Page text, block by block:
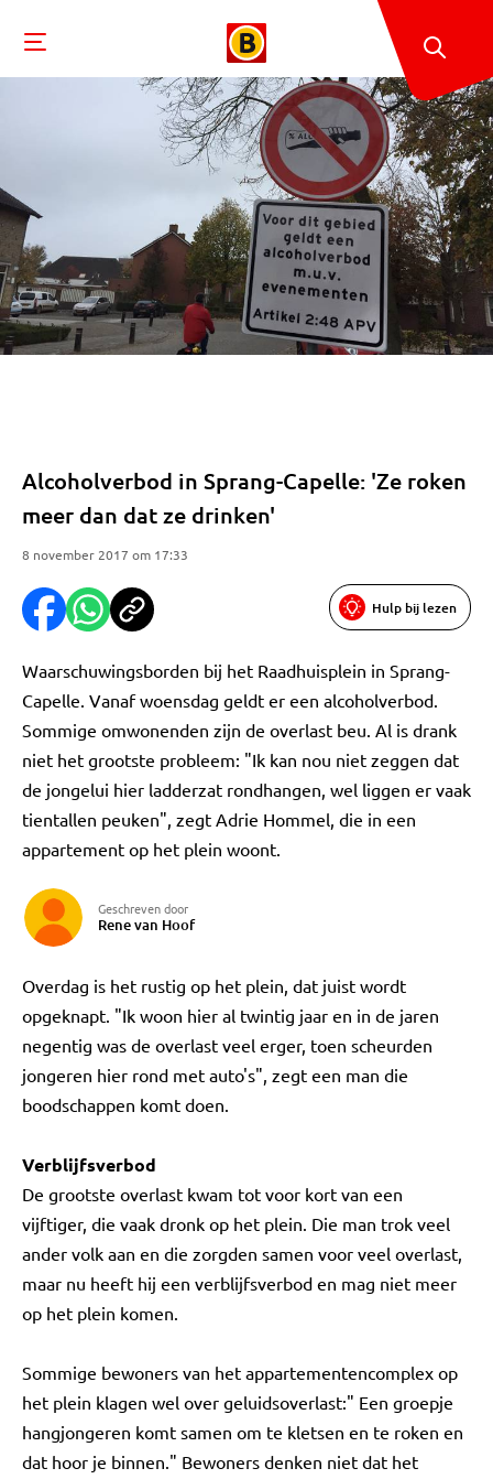
Alcoholverbod in Sprang-Capelle: 'Ze roken
meer dan dat ze drinken'
8 november 2017 om 17:33
Hulp bij lezen
Waarschuwingsborden bij het Raadhuisplein in Sprang-
Capelle. Vanaf woensdag geldt er een alcoholverbod.
Sommige omwonenden zijn de overlast beu. Al is drank
niet het grootste probleem: "Ik kan nou niet zeggen dat
de jongelui hier ladderzat rondhangen, wel liggen er vaak
tientallen peuken", zegt Adrie Hommel, die in een
appartement op het plein woont.
Geschreven door
Rene van Hoof
Overdag is het rustig op het plein, dat juist wordt
opgeknapt. "Ik woon hier al twintig jaar en in de jaren
negentig was de overlast veel erger, toen scheurden
jongeren hier rond met auto's", zegt een man die
boodschappen komt doen.
Verblijfsverbod
De grootste overlast kwam tot voor kort van een
vijftiger, die vaak dronk op het plein. Die man trok veel
ander volk aan en die zorgden samen voor veel overlast,
maar nu heeft hij een verblijfsverbod en mag niet meer
op het plein komen.
Sommige bewoners van het appartementencomplex op
het plein klagen wel over geluidsoverlast:" Een groepje
hangjongeren komt samen om te kletsen en te roken en
dat hoor je binnen." Bewoners denken niet dat het